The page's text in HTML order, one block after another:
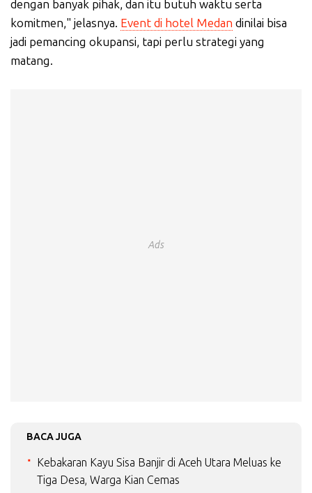
dengan banyak pihak, dan itu butuh waktu serta
komitmen," jelasnya. Event di hotel Medan dinilai bisa
jadi pemancing okupansi, tapi perlu strategi yang
matang.
Ads
BACA JUGA
Kebakaran Kayu Sisa Banjir di Aceh Utara Meluas ke
Tiga Desa, Warga Kian Cemas